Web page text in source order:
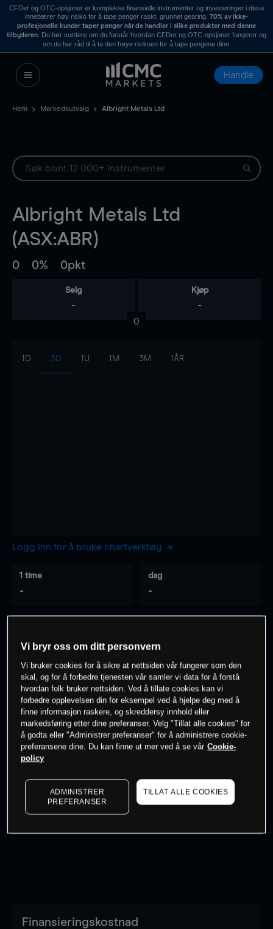
CFDer og OTC-opsjoner er komplekse finansielle instrumenter og investeringer i disse
innebærer høy risiko for å tape penger raskt, grunnet gearing. 70% av ikke-
profesjonelle kunder taper penger når de handler i slike produkter med denne
tilbyderen . Du bør vurdere om du forstår hvordan CFDer og OTC-opsjoner fungerer og
om du har råd til å ta den høye risikoen for å tape pengene dine.
Handle
Hem Markedsutvalg Albright Metals Ltd
Albright Metals Ltd
(ASX:ABR)
0 0% 0pkt
Selg
-
Kjøp
-
0
1D 3D 1U 1M 3M 1ÅR
Logg inn for å bruke chartverktøy
1 time
-
dag
-
- -
0% av kunder erpå dette instrumentet
Søk om konto
Kursene er veiledende.Log in
Finansieringskostnad
Vi bryr oss om ditt personvern
Vi bruker cookies for å sikre at nettsiden vår fungerer som den
skal, og for å forbedre tjenesten vår samler vi data for å forstå
hvordan folk bruker nettsiden. Ved å tillate cookies kan vi
forbedre opplevelsen din for eksempel ved å hjelpe deg med å
finne informasjon raskere, og skreddersy innhold eller
markedsføring etter dine preferanser. Velg "Tillat alle cookies" for
å godta eller "Administrer preferanser" for å administrere cookie-
preferansene dine. Du kan finne ut mer ved å se vår Cookie-
policy
ADMINISTRER
PREFERANSER
TILLAT ALLE COOKIES